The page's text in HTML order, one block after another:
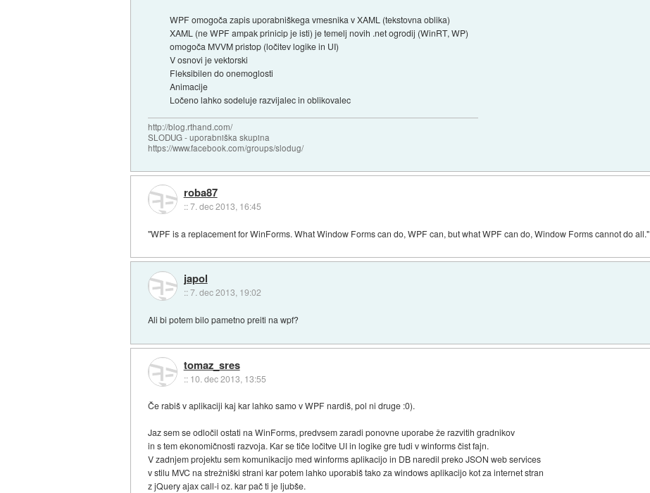
WPF omogoča zapis uporabniškega vmesnika v XAML (tekstovna oblika)
XAML (ne WPF ampak prinicip je isti) je temelj novih .net ogrodij (WinRT, WP)
omogoča MVVM pristop (ločitev logike in UI)
V osnovi je vektorski
Fleksibilen do onemoglosti
Animacije
Ločeno lahko sodeluje razvijalec in oblikovalec
http://blog.rthand.com/
SLODUG - uporabniška skupina
https://www.facebook.com/groups/slodug/
roba87
::7. dec 2013, 16:45
"WPF is a replacement for WinForms. What Window Forms can do, WPF can, but what WPF can do, Window Forms cannot do all."
japol
::7. dec 2013, 19:02
Ali bi potem bilo pametno preiti na wpf?
tomaz_sres
:: 10. dec 2013, 13:55
Če rabiš v aplikaciji kaj kar lahko samo v WPF nardiš, pol ni druge :0).
Jaz sem se odločil ostati na WinForms, predvsem zaradi ponovne uporabe že razvitih gradnikov
in s tem ekonomičnosti razvoja. Kar se tiče ločitve UI in logike gre tudi v winforms čist fajn.
V zadnjem projektu sem komunikacijo med winforms aplikacijo in DB naredil preko JSON web services
v stilu MVC na strežniški strani kar potem lahko uporabiš tako za windows aplikacijo kot za internet stran
z jQuery ajax call-i oz. kar pač ti je ljubše.